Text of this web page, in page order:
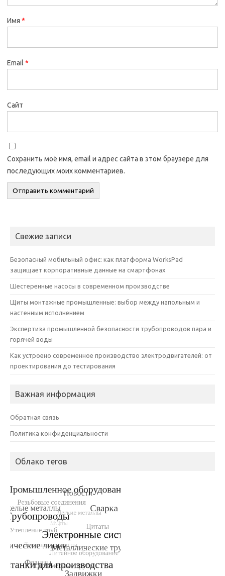
Имя *
Email *
Сайт
Сохранить моё имя, email и адрес сайта в этом браузере для
последующих моих комментариев.
Свежие записи
Безопасный мобильный офис: как платформа WorksPad
защищает корпоративные данные на смартфонах
Шестеренные насосы в современном производстве
Щиты монтажные промышленные: выбор между напольным и
настенным исполнением
Экспертиза промышленной безопасности трубопроводов пара и
горячей воды
Как устроено современное производство электродвигателей: от
проектирования до тестирования
Важная информация
Обратная связь
Политика конфиденциальности
Облако тегов